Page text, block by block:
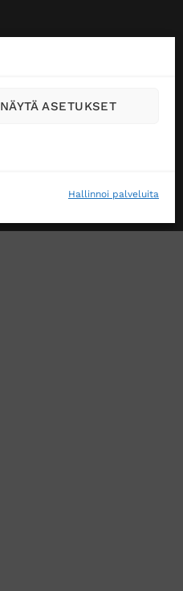
Hallinnoi palveluita
NÄYTÄ ASETUKSET